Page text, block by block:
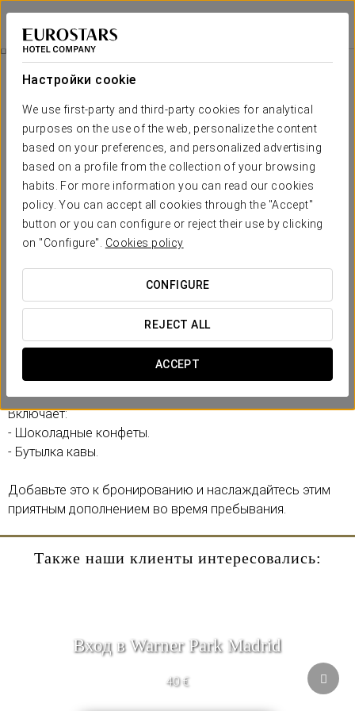
Настройки cookie
We use first-party and third-party cookies for analytical
purposes on the use of the web, personalize the content
based on your preferences, and personalized advertising
based on a profile from the collection of your browsing
habits. For more information you can read our cookies
policy. You can accept all cookies through the "Accept"
button or you can configure or reject their use by clicking
on "Configure". Cookies policy
CONFIGURE
REJECT ALL
ACCEPT
Eurostars Arenas de Pinto
МАДРИД - ПИНТО
Pомантический Опыт
14 €
Pомантический опыт
Превратите ваше пребывание в незабываемый момент.
В отеле Eurostars Arenas de Pinto мы приглашаем вас
насладиться романтическим предложением, созданным
для того, чтобы отметить самое важное — быть вместе.
Включает:
- Шоколадные конфеты.
- Бутылка кавы.
Добавьте это к бронированию и наслаждайтесь этим
приятным дополнением во время пребывания.
Также наши клиенты интересовались:
Вход в Warner Park Madrid
40 €